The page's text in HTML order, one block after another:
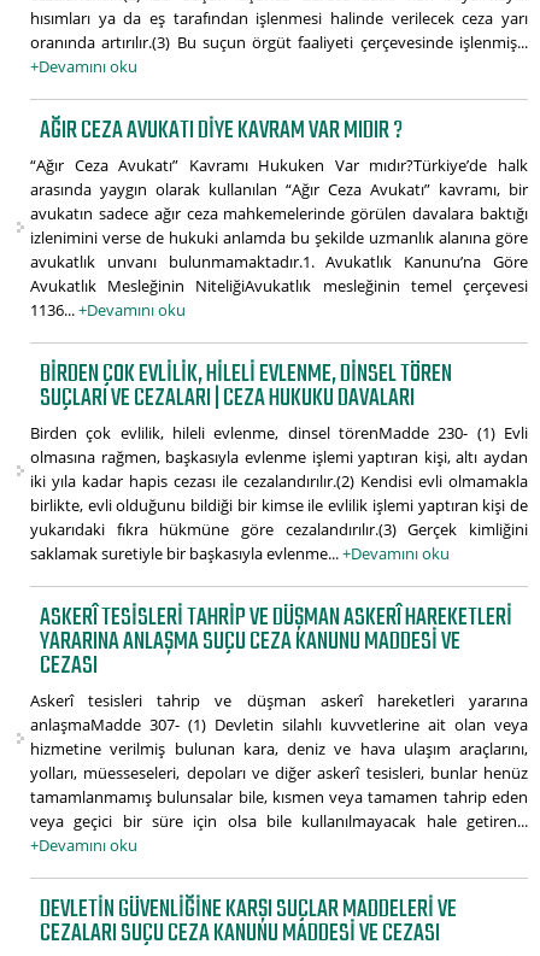
hısımları ya da eş tarafından işlenmesi halinde verilecek ceza yarı
oranında artırılır.(3) Bu suçun örgüt faaliyeti çerçevesinde işlenmiş...
+Devamını oku
AĞIR CEZA AVUKATI DIYE KAVRAM VAR MIDIR ?
“Ağır Ceza Avukatı” Kavramı Hukuken Var mıdır?Türkiye’de halk
arasında yaygın olarak kullanılan “Ağır Ceza Avukatı” kavramı, bir
avukatın sadece ağır ceza mahkemelerinde görülen davalara baktığı
izlenimini verse de hukuki anlamda bu şekilde uzmanlık alanına göre
avukatlık unvanı bulunmamaktadır.1. Avukatlık Kanunu’na Göre
Avukatlık Mesleğinin NiteliğiAvukatlık mesleğinin temel çerçevesi
1136...+Devamını oku
BIRDEN ÇOK EVLILIK, HILELI EVLENME, DINSEL TÖREN
SUÇLARI VE CEZALARI | CEZA HUKUKU DAVALARI
Birden çok evlilik, hileli evlenme, dinsel törenMadde 230- (1) Evli
olmasına rağmen, başkasıyla evlenme işlemi yaptıran kişi, altı aydan
iki yıla kadar hapis cezası ile cezalandırılır.(2) Kendisi evli olmamakla
birlikte, evli olduğunu bildiği bir kimse ile evlilik işlemi yaptıran kişi de
yukarıdaki fıkra hükmüne göre cezalandırılır.(3) Gerçek kimliğini
saklamak suretiyle bir başkasıyla evlenme...+Devamını oku
ASKERÎ TESISLERI TAHRIP VE DÜŞMAN ASKERÎ HAREKETLERI
YARARINA ANLAŞMA SUÇU CEZA KANUNU MADDESI VE
CEZASI
Askerî tesisleri tahrip ve düşman askerî hareketleri yararına
anlaşmaMadde 307- (1) Devletin silahlı kuvvetlerine ait olan veya
hizmetine verilmiş bulunan kara, deniz ve hava ulaşım araçlarını,
yolları, müesseseleri, depoları ve diğer askerî tesisleri, bunlar henüz
tamamlanmamış bulunsalar bile, kısmen veya tamamen tahrip eden
veya geçici bir süre için olsa bile kullanılmayacak hale getiren...
+Devamını oku
DEVLETIN GÜVENLIĞINE KARŞI SUÇLAR MADDELERI VE
CEZALARI SUÇU CEZA KANUNU MADDESI VE CEZASI